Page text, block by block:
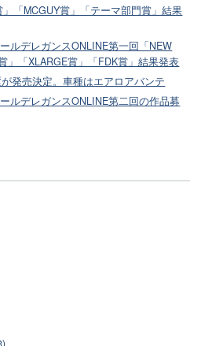
「MCGUY賞」「テーマ部門賞」結果
ルデレガンスONLINE第一回「NEW
」「XLARGE賞」「FDK賞」結果発表
発売決定。車種はエアロアバンテ
ルデレガンスONLINE第二回の作品募